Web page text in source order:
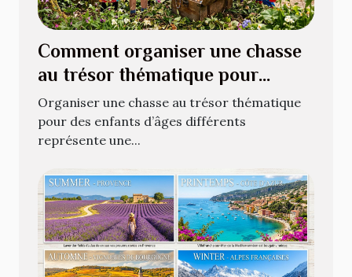
Comment organiser une chasse
au trésor thématique pour
enfants de différents âges ?
Organiser une chasse au trésor thématique
pour des enfants d’âges différents
représente une...